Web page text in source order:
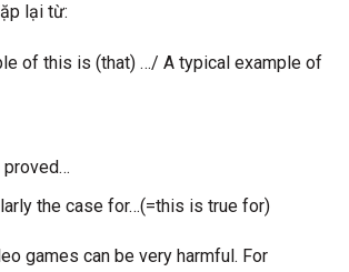
lại từ:
of this is (that) …/ A typical example of
proved…
the case for…(=this is true for)
games can be very harmful. For